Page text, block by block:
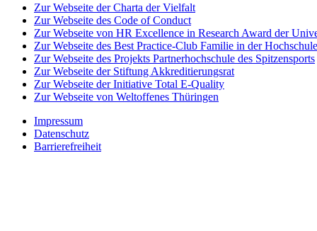
Zur Webseite der Charta der Vielfalt
Zur Webseite des Code of Conduct
Zur Webseite von HR Excellence in Research Award der
Zur Webseite des Best Practice-Club Familie in der Hochschule
Zur Webseite des Projekts Partnerhochschule des Spitzensports
Zur Webseite der Stiftung Akkreditierungsrat
Zur Webseite der Initiative Total E-Quality
Zur Webseite von Weltoffenes Thüringen
Impressum
Datenschutz
Barrierefreiheit